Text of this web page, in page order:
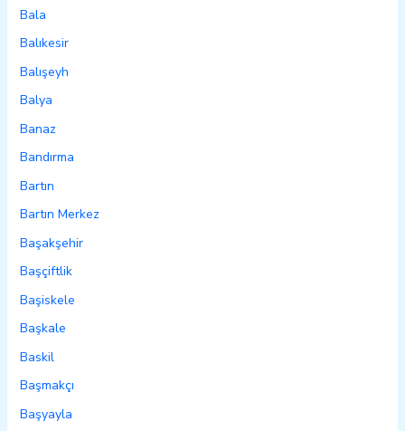
Bala
Balıkesir
Balışeyh
Balya
Banaz
Bandırma
Bartın
Bartın Merkez
Başakşehir
Başçiftlik
Başiskele
Başkale
Baskil
Başmakçı
Başyayla